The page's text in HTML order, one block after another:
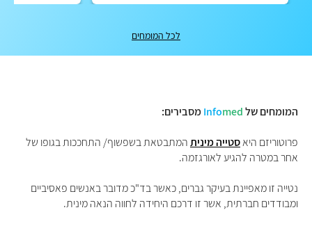
לכל המומחים
המומחים של Infomed מסבירים:
פרוטוריזם היאסטייה מיניתהמתבטאת בשפשוף/ התחככות בגופו של
אחר במטרה להגיע לאורגזמה.
נטייה זו מאפיינת בעיקר גברים, כאשר בד"כ מדובר באנשים פאסיביים
ומבודדים חברתית, אשר זו דרכם היחידה לחווה הנאה מינית.